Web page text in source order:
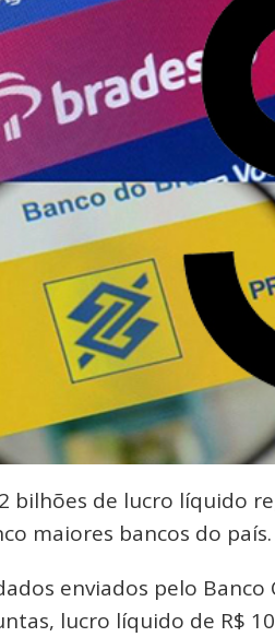
bilhões de lucro líquido
maiores bancos do país.
enviados pelo
lucro líquido de R$